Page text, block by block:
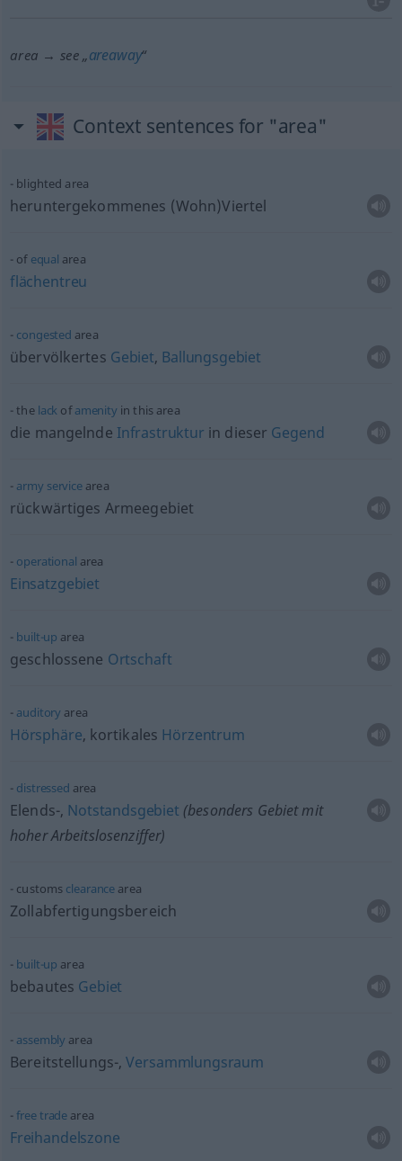
area → see „areaway“
Context sentences for "area"
blighted area
heruntergekommenes (Wohn)Viertel
of equal area
flächentreu
congested area
übervölkertes Gebiet, Ballungsgebiet
the lack ofamenityin this area
die mangelnde Infrastruktur in dieser Gegend
army servicearea
rückwärtiges Armeegebiet
operational area
Einsatzgebiet
built-up area
geschlossene Ortschaft
auditory area
Hörsphäre, kortikales Hörzentrum
distressed area
Elends-, Notstandsgebiet (besonders Gebiet mit
hoher Arbeitslosenziffer)
customs clearance area
Zollabfertigungsbereich
built-up area
bebautes Gebiet
assembly area
Bereitstellungs-,Versammlungsraum
freetrade area
Freihandelszone